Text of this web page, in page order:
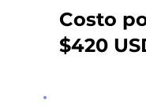
Costo
$420